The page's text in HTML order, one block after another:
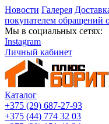
Новости Галерея
покупателем обращений
Мы в социальных сетях:
Instagram
Личный кабинет
Каталог
+375 (29) 687-27-93
+375 (44) 774 32 03